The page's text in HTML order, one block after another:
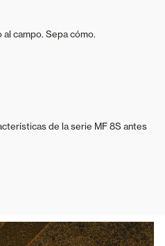
campo. Sepa cómo.
de la serie MF 8S antes